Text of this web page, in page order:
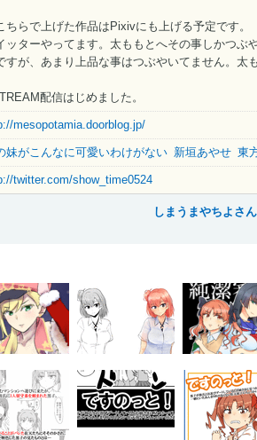
ちらで上げた作品はPixivにも上げる予定です。
ッターやってます。太ももとへその事しかつぶ
すが、あまり上品な事はつぶやいてません。太
配信はじめました。
mesopotamia.doorblog.jp/
妹がこんなに可愛いわけがない 新垣あやせ 東
twitter.com/show_time0524
しまうまやちよさ